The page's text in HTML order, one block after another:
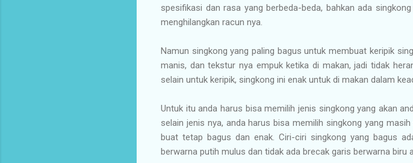
spesifikasi dan rasa yang berbeda-beda, bahkan ada
menghilangkan racun nya.
Namun singkong yang paling bagus untuk membuat keripik
manis, dan tekstur nya empuk ketika di makan, jadi tidak
selain untuk keripik, singkong ini enak untuk di makan dalam
Untuk itu anda harus bisa memilih jenis singkong yang akan
selain jenis nya, anda harus bisa memilih singkong yang
buat tetap bagus dan enak. Ciri-ciri singkong yang bagus
berwarna putih mulus dan tidak ada brecak garis berwarna biru